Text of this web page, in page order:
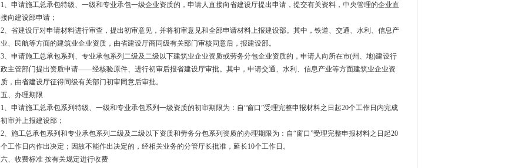
1、申请施工总承包特级、一级和专业承包一级企业资质的，申请人直接向省建设厅提出申请，提交有关资料，中央管理的企业直
接向建设部申请；
2、省建设厅对申请材料进行审查，提出初审意见，并将初审意见和全部申请材料上报建设部。其中，铁道、交通、水利、信息产
业、民航等方面的建筑业企业资质，由省建设厅商同级有关部门审核同意后，报建设部。
3、申请施工总承包系列、专业承包系列二级及二级以下建筑业企业资质或劳务分包企业资质的，申请人向所在市(州、地)建设行
政主管部门提出资质申请——经核验原件、进行初审后报省建设厅审批。其中，申请交通、水利、信息产业等方面建筑业企业资
质，由省建设厅征得同级有关部门初审同意后审批。
五、办理期限
1、申请施工总承包系列特级、一级和专业承包系列一级资质的初审期限为：自“窗口”受理完整申报材料之日起20个工作日内完成
初审并上报建设部；
2、施工总承包系列和专业承包系列二级及二级以下资质和劳务分包系列资质的办理期限为：自“窗口”受理完整申报材料之日起20
个工作日内作出决定；因故不能作出决定的，经相关业务的分管厅长批准，延长10个工作日。
六、收费标准 按有关规定进行收费